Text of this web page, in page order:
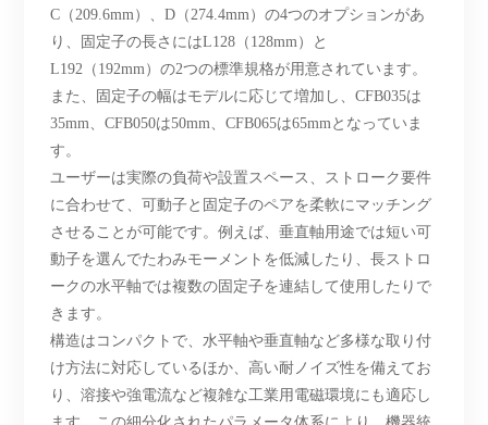
C（209.6mm）、D（274.4mm）の4つのオプションがあ
り、固定子の長さにはL128（128mm）と
L192（192mm）の2つの標準規格が用意されています。
また、固定子の幅はモデルに応じて増加し、CFB035は
35mm、CFB050は50mm、CFB065は65mmとなっていま
す。
ユーザーは実際の負荷や設置スペース、ストローク要件
に合わせて、可動子と固定子のペアを柔軟にマッチング
させることが可能です。例えば、垂直軸用途では短い可
動子を選んでたわみモーメントを低減したり、長ストロ
ークの水平軸では複数の固定子を連結して使用したりで
きます。
構造はコンパクトで、水平軸や垂直軸など多様な取り付
け方法に対応しているほか、高い耐ノイズ性を備えてお
り、溶接や強電流など複雑な工業用電磁環境にも適応し